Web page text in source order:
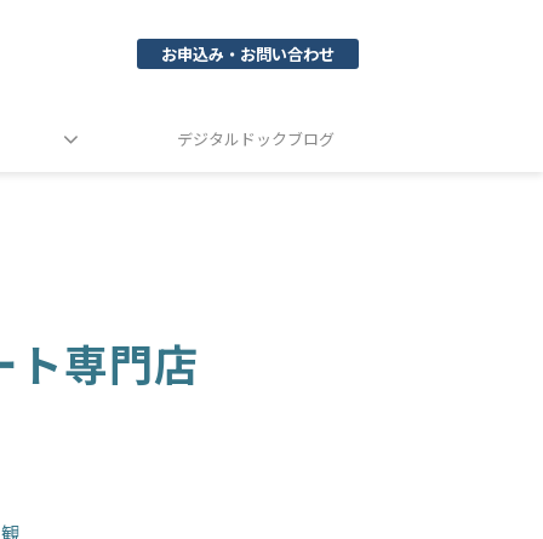
お申込み・お問い合わせ
デジタルドックブログ
ト専門店